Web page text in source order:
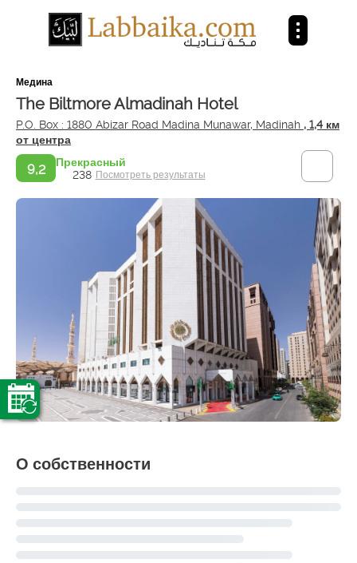
Медина
The Biltmore Almadinah Hotel
P.O. Box : 1880 Abizar Road Madina Munawar, Madinah , 1,4 км
от центра
9,2
Прекрасный
238 Посмотреть результаты
О собственности